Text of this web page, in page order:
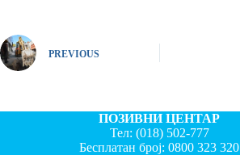
PREVIOUS
ПОЗИВНИ ЦЕНТАР
Тел: (018) 502-777
Бесплатан број:0800 323 320